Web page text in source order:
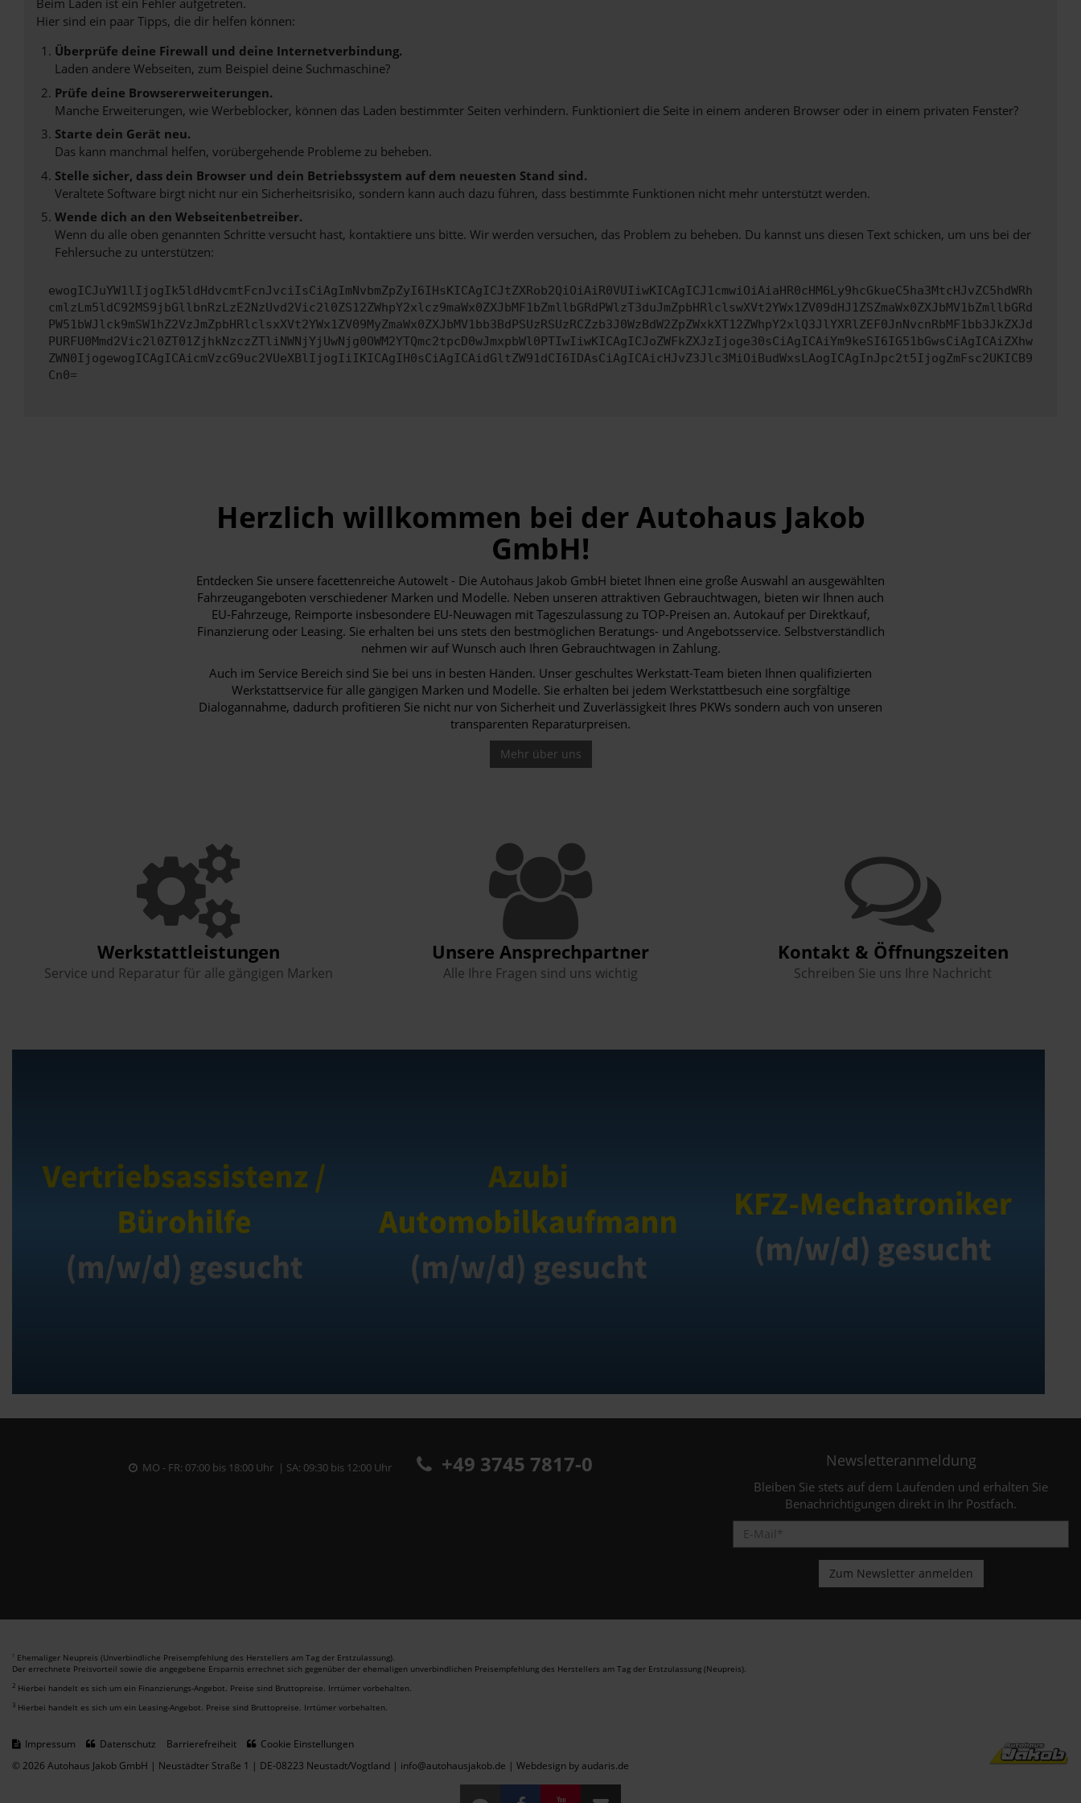
Beim Laden ist ein Fehler aufgetreten.
Hier sind ein paar Tipps, die dir helfen können:
Überprüfe deine Firewall und deine Internetverbindung.
Laden andere Webseiten, zum Beispiel deine Suchmaschine?
Prüfe deine Browsererweiterungen.
Manche Erweiterungen, wie Werbeblocker, können das Laden bestimmter Seiten verhindern. Funktioniert die Seite in einem anderen Browser oder in einem privaten Fenster?
Starte dein Gerät neu.
Das kann manchmal helfen, vorübergehende Probleme zu beheben.
Stelle sicher, dass dein Browser und dein Betriebssystem auf dem neuesten Stand sind.
Veraltete Software birgt nicht nur ein Sicherheitsrisiko, sondern kann auch dazu führen, dass bestimmte Funktionen nicht mehr unterstützt werden.
Wende dich an den Webseitenbetreiber.
Wenn du alle oben genannten Schritte versucht hast, kontaktiere uns bitte. Wir werden versuchen, das Problem zu beheben. Du kannst uns diesen Text schicken, um uns bei der
Fehlersuche zu unterstützen:
ewogICJuYW1lIjogIk5ldHdvcmtFcnJvciIsCiAgImNvbmZpZyI6IHsKICAgICJtZXRob2QiOiAiR0VUIiwKICAgICJ1cmwiOiAiaHR0cHM6Ly9hcGkueC5ha3MtcHJvZC5hdWRh
cmlzLm5ldC92MS9jbGllbnRzLzE2NzUvd2Vic2l0ZS12ZWhpY2xlcz9maWx0ZXJbMF1bZmllbGRdPWlzT3duJmZpbHRlclswXVt2YWx1ZV09dHJ1ZSZmaWx0ZXJbMV1bZmllbGRd
PW51bWJlck9mSW1hZ2VzJmZpbHRlclsxXVt2YWx1ZV09MyZmaWx0ZXJbMV1bb3BdPSUzRSUzRCZzb3J0WzBdW2ZpZWxkXT12ZWhpY2xlQ3JlYXRlZEF0JnNvcnRbMF1bb3JkZXJd
PURFU0Mmd2Vic2l0ZT01ZjhkNzczZTliNWNjYjUwNjg0OWM2YTQmc2tpcD0wJmxpbWl0PTIwIiwKICAgICJoZWFkZXJzIjoge30sCiAgICAiYm9keSI6IG51bGwsCiAgICAiZXhw
ZWN0IjogewogICAgICAicmVzcG9uc2VUeXBlIjogIiIKICAgIH0sCiAgICAidGltZW91dCI6IDAsCiAgICAicHJvZ3Jlc3MiOiBudWxsLAogICAgInJpc2t5IjogZmFsc2UKICB9
Cn0=
Herzlich willkommen bei der Autohaus Jakob
GmbH!
Entdecken Sie unsere facettenreiche Autowelt - Die Autohaus Jakob GmbH bietet Ihnen eine große Auswahl an ausgewählten
Fahrzeugangeboten verschiedener Marken und Modelle. Neben unseren attraktiven Gebrauchtwagen, bieten wir Ihnen auch
EU-Fahrzeuge, Reimporte insbesondere EU-Neuwagen mit Tageszulassung zu TOP-Preisen an. Autokauf per Direktkauf,
Finanzierung oder Leasing. Sie erhalten bei uns stets den bestmöglichen Beratungs- und Angebotsservice. Selbstverständlich
nehmen wir auf Wunsch auch Ihren Gebrauchtwagen in Zahlung.
Auch im Service Bereich sind Sie bei uns in besten Händen. Unser geschultes Werkstatt-Team bieten Ihnen qualifizierten
Werkstattservice für alle gängigen Marken und Modelle. Sie erhalten bei jedem Werkstattbesuch eine sorgfältige
Dialogannahme, dadurch profitieren Sie nicht nur von Sicherheit und Zuverlässigkeit Ihres PKWs sondern auch von unseren
transparenten Reparaturpreisen.
Mehr über uns
Werkstattleistungen
Service und Reparatur für alle gängigen Marken
Unsere Ansprechpartner
Alle Ihre Fragen sind uns wichtig
Kontakt & Öffnungszeiten
Schreiben Sie uns Ihre Nachricht
MO - FR: 07:00 bis 18:00 Uhr | SA: 09:30 bis 12:00 Uhr +49 3745 7817-0 Newsletteranmeldung
Bleiben Sie stets auf dem Laufenden und erhalten Sie
Benachrichtigungen direkt in Ihr Postfach.
1 Ehemaliger Neupreis (Unverbindliche Preisempfehlung des Herstellers am Tag der Erstzulassung).
Der errechnete Preisvorteil sowie die angegebene Ersparnis errechnet sich gegenüber der ehemaligen unverbindlichen Preisempfehlung des Herstellers am Tag der Erstzulassung (Neupreis).
2 Hierbei handelt es sich um ein Finanzierungs-Angebot. Preise sind Bruttopreise. Irrtümer vorbehalten.
3 Hierbei handelt es sich um ein Leasing-Angebot. Preise sind Bruttopreise. Irrtümer vorbehalten.
Impressum Datenschutz Barrierefreiheit
Cookie Einstellungen
© 2026 Autohaus Jakob GmbH | Neustädter Straße 1 | DE-08223 Neustadt/Vogtland | info@autohausjakob.de | Webdesign by audaris.de